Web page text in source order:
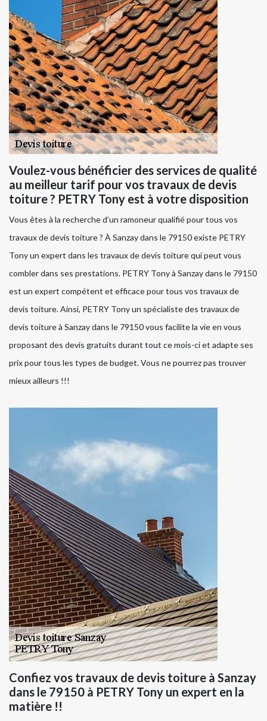
Voulez-vous bénéficier des services de qualité
au meilleur tarif pour vos travaux de devis
toiture ? PETRY Tony est à votre disposition
Vous êtes à la recherche d’un ramoneur qualifié pour tous vos
travaux de devis toiture ? À Sanzay dans le 79150 existe PETRY
Tony un expert dans les travaux de devis toiture qui peut vous
combler dans ses prestations. PETRY Tony à Sanzay dans le 79150
est un expert compétent et efficace pour tous vos travaux de
devis toiture. Ainsi, PETRY Tony un spécialiste des travaux de
devis toiture à Sanzay dans le 79150 vous facilite la vie en vous
proposant des devis gratuits durant tout ce mois-ci et adapte ses
prix pour tous les types de budget. Vous ne pourrez pas trouver
mieux ailleurs !!!
Confiez vos travaux de devis toiture à Sanzay
dans le 79150 à PETRY Tony un expert en la
matière !!